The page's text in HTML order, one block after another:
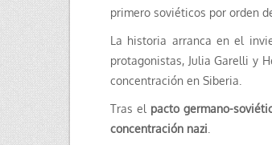
primero soviéticos por orden
La historia arranca en el
protagonistas, Julia Garelli y
concentración en Siberia.
Tras el pacto germano-
concentración nazi